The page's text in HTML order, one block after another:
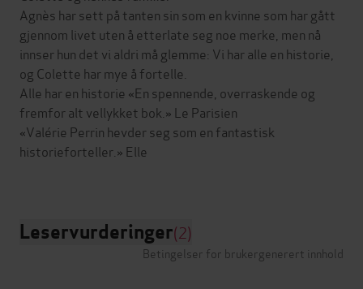
Agnès har sett på tanten sin som en kvinne som har gått
gjennom livet uten å etterlate seg noe merke, men nå
innser hun det vi aldri må glemme: Vi har alle en historie,
og Colette har mye å fortelle.
Alle har en historie «En spennende, overraskende og
fremfor alt vellykket bok.» Le Parisien
«Valérie Perrin hevder seg som en fantastisk
historieforteller.» Elle
Leservurderinger(2)
Betingelser for brukergenerert innhold